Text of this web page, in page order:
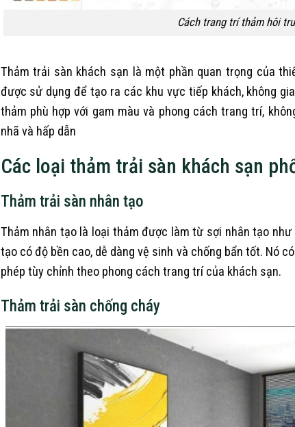
Cách trang trí thảm hôi
Thảm trải sàn khách sạn là một phần quan trọng của
được sử dụng để tạo ra các khu vực tiếp khách, không
thảm phù hợp với gam màu và phong cách trang trí,
nhã và hấp dẫn
Các loại thảm trải sàn khách sạn
Thảm trải sàn nhân tạo
Thảm nhân tạo là loại thảm được làm từ sợi nhân tạo
tạo có độ bền cao, dễ dàng vệ sinh và chống bẩn tốt. Nó
phép tùy chỉnh theo phong cách trang trí của khách sạn.
Thảm trải sàn chống cháy